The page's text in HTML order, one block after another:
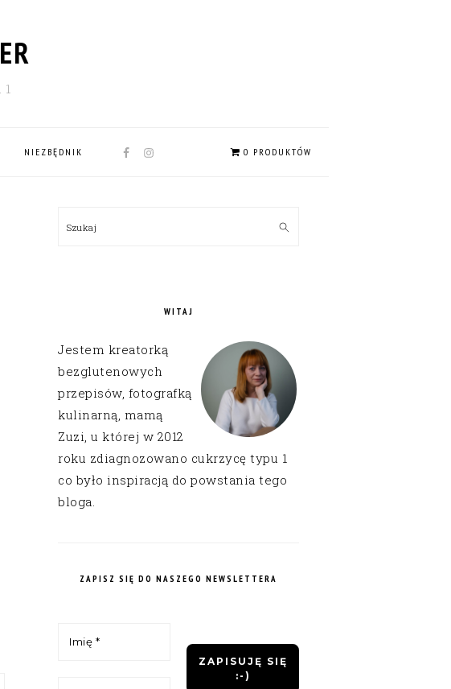
1
NIEZBĘDNIK
NAV
0 PRODUKTÓW
SIDEBAR
Szukaj
WITAJ
Jestem kreatorką
bezglutenowych
przepisów, fotografką
kulinarną, mamą
Zuzi, u której w 2012
roku zdiagnozowano cukrzycę typu 1
co było inspiracją do powstania tego
bloga.
ZAPISZ SIĘ DO NASZEGO NEWSLETTERA